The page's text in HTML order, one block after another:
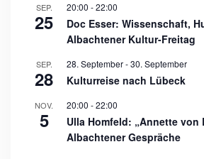
SEP.
25
20:00 -22:00
Doc Esser: Wissenschaft,
Albachtener Kultur-Freitag
SEP.
28
28. September-30. September
Kulturreise nach Lübeck
NOV.
5
20:00 -22:00
Ulla Homfeld: „Annette von
Albachtener Gespräche